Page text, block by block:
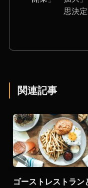
思決
関連記事
ゴーストレストラン